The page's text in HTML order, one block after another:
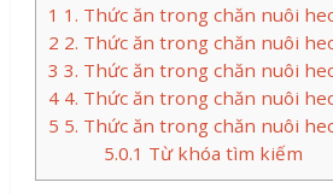
1 1. Thức ăn trong chăn nuôi
2 2. Thức ăn trong chăn nuôi
3 3. Thức ăn trong chăn nuôi
44. Thức ăn trong chăn nuôi
5 5. Thức ăn trong chăn nuôi
5.0.1 Từ khóa tìm kiếm